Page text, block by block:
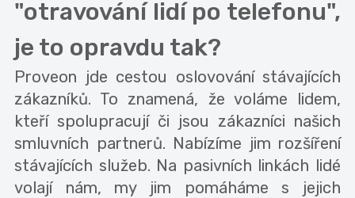
"otravování lidí po telefonu",
je to opravdu tak?
Proveon jde cestou oslovování stávajících
zákazníků. To znamená, že voláme lidem,
kteří spolupracují či jsou zákazníci našich
smluvních partnerů. Nabízíme jim rozšíření
stávajících služeb. Na pasivních linkách lidé
volají nám, my jim pomáháme s jejich